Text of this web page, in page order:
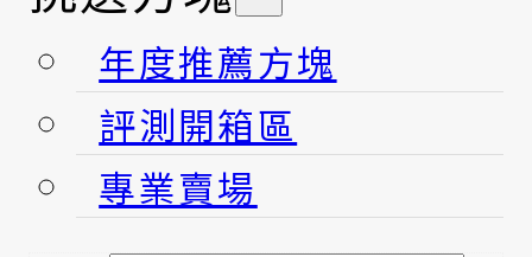
年度推薦方塊
評測開箱區
專業賣場